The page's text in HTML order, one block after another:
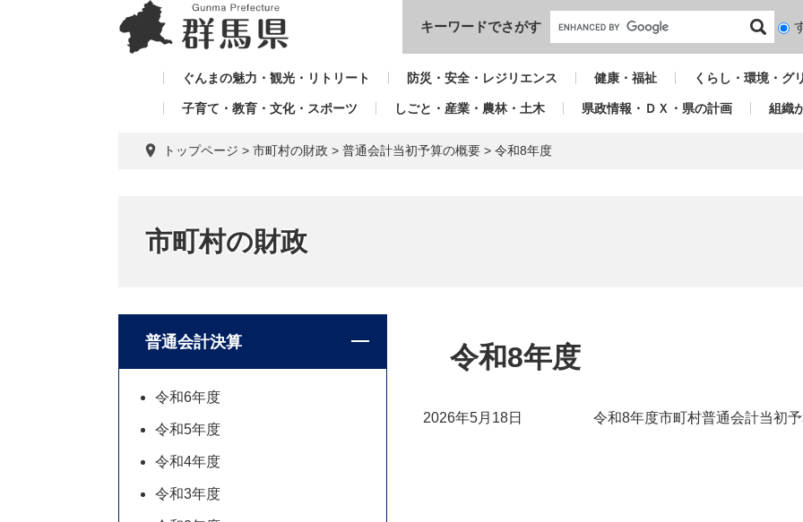
本文へ
キーワードでさがす
検
対
ぐんまの魅力・観光・リトリート 防災・安全・レジリエンス 健康・福祉 くらし・環境・グ
子育て・教育・文化・スポーツ しごと・産業・農林・土木 県政情報・ＤＸ・県の計画 組織
トップページ > 市町村の財政 > 普通会計当初予算の概要 > 令和8年度
市町村の財政
令和8年度
2026年5月18日 令和8年度市町村普通会計当初
普通会計決算
令和6年度
令和5年度
令和4年度
令和3年度